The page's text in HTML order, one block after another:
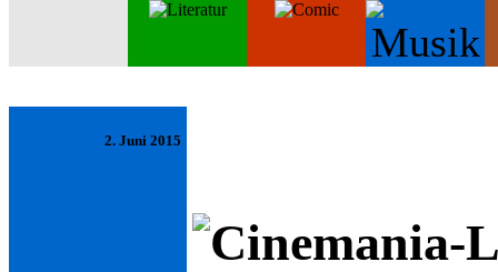
2. Juni 2015